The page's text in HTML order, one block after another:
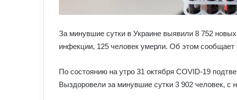
За минувшие сутки в Украине выявили 8 752
инфекции, 125 человек умерли. Об этом сообщает
По состоянию на утро 31 октября COVID-19
Выздоровели за минувшие сутки 3 902 человек, с